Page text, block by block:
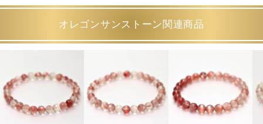
オレゴンサンストーン関連商品